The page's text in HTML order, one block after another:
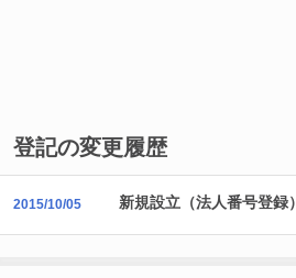
登記の変更履歴
2015/10/05 新規設立（法人番号登録）